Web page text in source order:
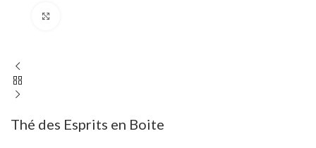
Thé des Esprits en Boite